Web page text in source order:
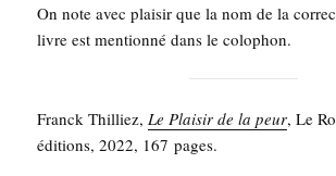
On note avec plai­sir que la nom de la
livre est men­tion­né dans le colophon.
Franck Thil­liez, Le Plai­sir de la peur, Le
édi­tions, 2022, 167 pages.